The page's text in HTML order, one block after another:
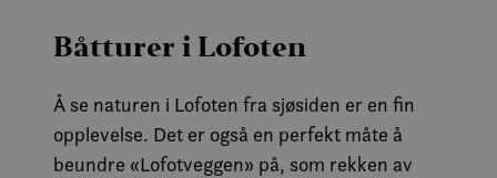
Båtturer i Lofoten
Å se naturen i Lofoten fra sjøsiden er en fin
opplevelse. Det er også en perfekt måte å
beundre «Lofotveggen» på, som rekken av